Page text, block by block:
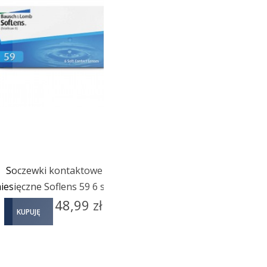
Soczewki kontaktowe
Soflens 59 6 szt.
KUPUJĘ Cena
48,99 zł